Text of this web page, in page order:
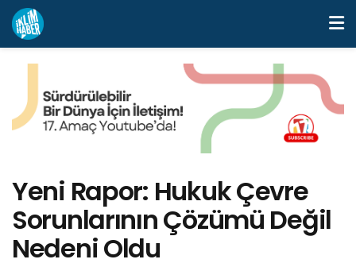
Yeni Rapor: Hukuk Çevre
Sorunlarının Çözümü Değil
Nedeni Oldu